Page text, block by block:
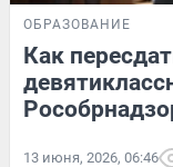
ОБРАЗОВАНИЕ
Как
13 июня, 2026, 06:46